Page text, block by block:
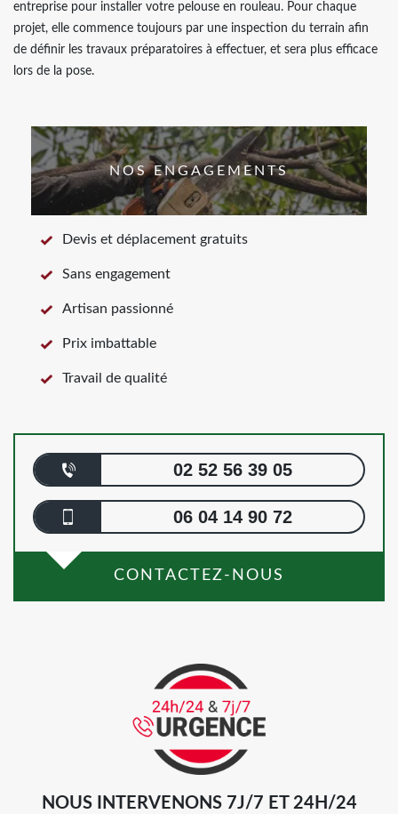
entreprise pour installer votre pelouse en rouleau. Pour chaque
projet, elle commence toujours par une inspection du terrain afin
de définir les travaux préparatoires à effectuer, et sera plus efficace
lors de la pose.
NOS ENGAGEMENTS
Devis et déplacement gratuits
Sans engagement
Artisan passionné
Prix imbattable
Travail de qualité
02 52 56 39 05
06 04 14 90 72
CONTACTEZ-NOUS
NOUS INTERVENONS 7J/7 ET 24H/24